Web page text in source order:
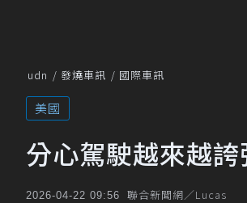
udn 發燒車訊 國際車訊
美國
分心駕駛越來越
2026-04-22 09:56 聯合新聞網／Lucas